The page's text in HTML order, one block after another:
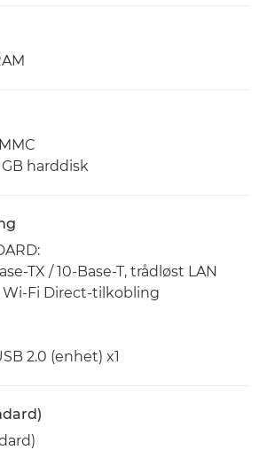
harddisk
TX / 10-Base-T, trådløst LAN
Wi-Fi Direct-tilkobling
2.0 (enhet) x1